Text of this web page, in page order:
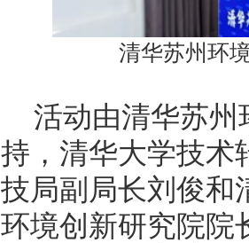
清华苏州环
活动由清华苏
持，清华大学技术
技局副局长刘俊和
环境创新研究院院